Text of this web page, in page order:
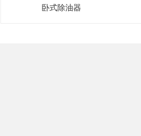
卧式除油器